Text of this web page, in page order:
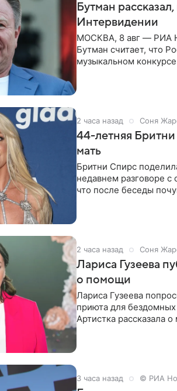
Бутман
Интервидении
МОСКВА, 8 авг — РИА
Бутман считает, что
музыкальном
2 часа назад Соня
44-летняя Бритни
мать
Бритни Спирс
недавнем разговоре
что после беседы
2 часа назад Соня
Лариса Гузеева
о помощи
Лариса Гузеева
приюта для бездомных
Артистка рассказала
3 часа назад © РИА